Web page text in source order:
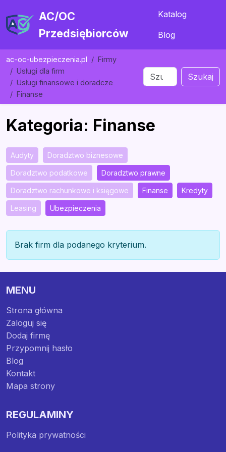
AC/OC
Przedsiębiorców
Katalog
Blog
ac-oc-ubezpieczenia.pl
Firmy
Usługi dla firm
Usługi finansowe i doradcze
Finanse
Szukaj
Kategoria: Finanse
Audyty Doradztwo biznesowe
Doradztwo podatkowe Doradztwo prawne
Doradztwo rachunkowe i księgowe Finanse Kredyty
Leasing Ubezpieczenia
Brak firm dla podanego kryterium.
MENU
Strona główna
Zaloguj się
Dodaj firmę
Przypomnij hasło
Blog
Kontakt
Mapa strony
REGULAMINY
Polityka prywatności